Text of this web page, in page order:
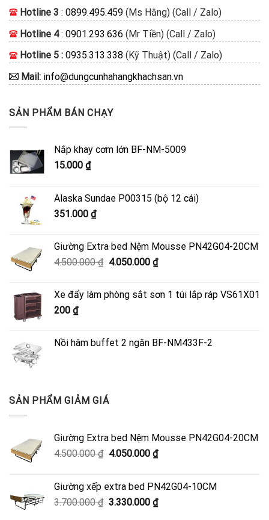
Hotline 3 : 0899.495.459 (Ms Hằng) (Call / Zalo)
Hotline 4: 0901.293.636 (Mr Tiền) (Call / Zalo)
Hotline 5 : 0935.313.338 (Kỹ Thuật) (Call / Zalo)
Mail: info@dungcunhahangkhachsan.vn
SẢN PHẨM BÁN CHẠY
Nắp khay cơm lớn BF-NM-5009
15.000 ₫
Alaska Sundae P00315 (bộ 12 cái)
351.000 ₫
Giường Extra bed Nệm Mousse PN42G04-20CM
4.500.000₫ Giá
4.500.000 ₫.
4.050.000 ₫Giá
là:
Xe đẩy làm phòng sắt sơn 1 túi lắp ráp VS61X01
200 ₫
Nồi hâm buffet 2 ngăn BF-NM433F-2
SẢN PHẨM GIẢM GIÁ
Giường Extra bed Nệm Mousse PN42G04-20CM
4.500.000₫ Giá
4.500.000 ₫.
4.050.000 ₫Giá
là:
4.050.000 ₫.
Giường xếp extra bed PN42G04-10CM
3.700.000₫ Giá
3.330.000 ₫Giá